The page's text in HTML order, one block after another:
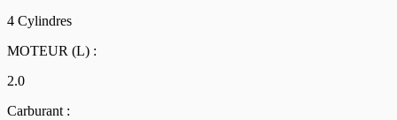
4 Cylindres
MOTEUR (L) :
2.0
Carburant :